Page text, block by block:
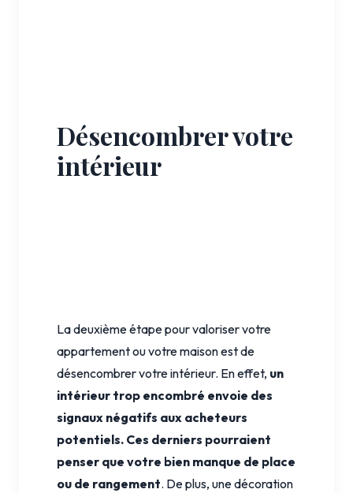
Désencombrer votre
intérieur
La deuxième étape pour valoriser votre
appartement ou votre maison est de
désencombrer votre intérieur. En effet, un
intérieur trop encombré envoie des
signaux négatifs aux acheteurs
potentiels. Ces derniers pourraient
penser que votre bien manque de place
ou de rangement. De plus, une décoration